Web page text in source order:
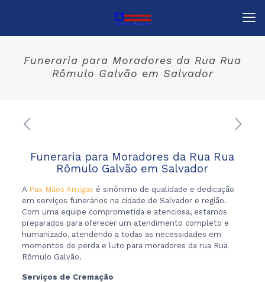
Funeraria para Moradores da Rua Rua
Rômulo Galvão em Salvador
Funeraria para Moradores da Rua Rua
Rômulo Galvão em Salvador
A Pax Mãos Amigas é sinônimo de qualidade e dedicação
em serviços funerários na cidade de Salvador e região.
Com uma equipe comprometida e atenciosa, estamos
preparados para oferecer um atendimento completo e
humanizado, atendendo a todas as necessidades em
momentos de perda e luto para moradores da rua Rua
Rômulo Galvão.
Serviços de Cremação